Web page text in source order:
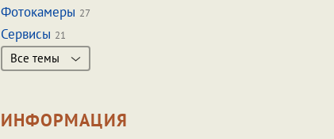
Фотокамеры 27
Сервисы 21
Все темы
ИНФОРМАЦИЯ